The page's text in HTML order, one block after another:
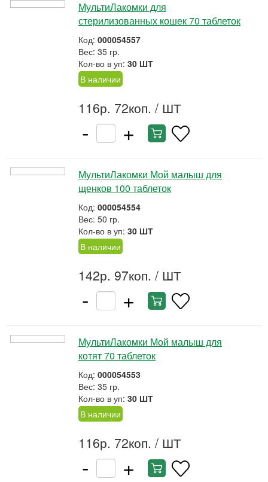
МультиЛакомки для
стерилизованных кошек 70 таблеток
Код: 000054557
Вес: 35 гр.
Кол-во в уп: 30 ШТ
В наличии
116р. 72коп. / ШТ
- +
МультиЛакомки Мой малыш для
щенков 100 таблеток
Код: 000054554
Вес: 50 гр.
Кол-во в уп: 30 ШТ
В наличии
142р. 97коп. / ШТ
- +
МультиЛакомки Мой малыш для
котят 70 таблеток
Код: 000054553
Вес: 35 гр.
Кол-во в уп: 30 ШТ
В наличии
116р. 72коп. / ШТ
- +